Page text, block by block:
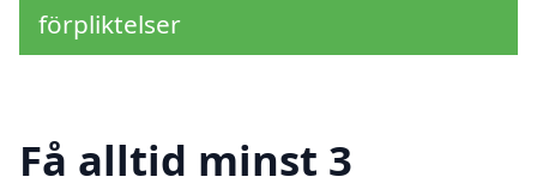
förpliktelser
Få alltid minst 3